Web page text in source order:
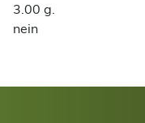
3.00 g.
nein